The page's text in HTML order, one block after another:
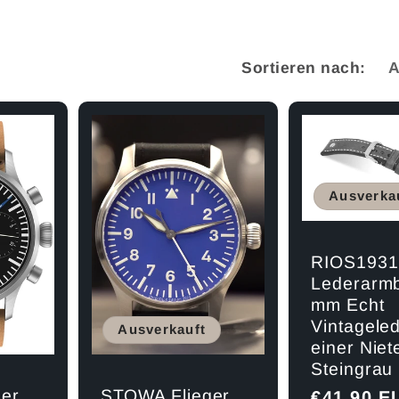
Sortieren nach:
Ausverkauft
RIOS1931
mm Echt
einer
Steingrau